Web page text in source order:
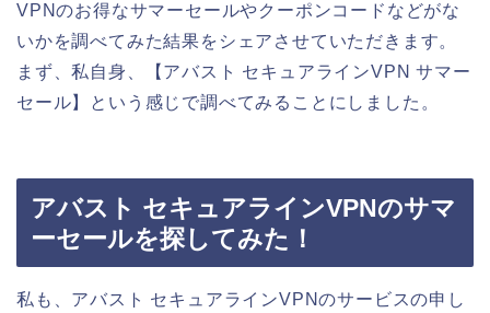
VPNのお得なサマーセールやクーポンコードなどがな
いかを調べてみた結果をシェアさせていただきます。
まず、私自身、【アバスト セキュアラインVPN サマー
セール】という感じで調べてみることにしました。
アバスト セキュアラインVPNのサマ
ーセールを探してみた！
私も、アバスト セキュアラインVPNのサービスの申し